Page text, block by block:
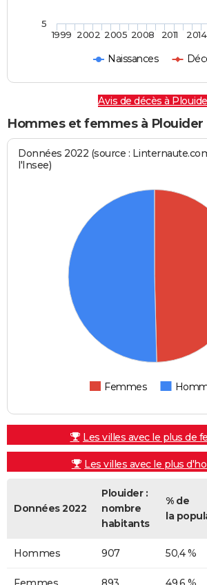
Naissances
1999 2002 2005 2008 2011 2014
5
Avis de décès à
Hommes et femmes à Plouider
Données 2022 (source :
l'Insee)
Femmes
Les villes avec le plus de
Les villes avec le plus
Données 2022
Plouider :
nombre
habitants
% de
la
Hommes 907 50,4 %